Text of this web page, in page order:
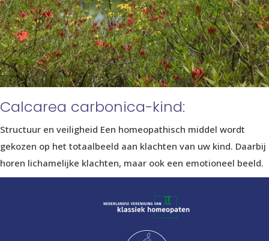
Calcarea carbonica-kind:
Structuur en veiligheid Een homeopathisch middel wordt
gekozen op het totaalbeeld aan klachten van uw kind. Daarbij
horen lichamelijke klachten, maar ook een emotioneel beeld.